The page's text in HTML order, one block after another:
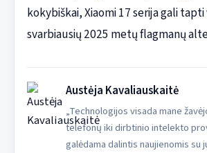
kokybiškai, Xiaomi 17 serija gali tapti
svarbiausių 2025 metų flagmanų
Austėja Kavaliauskaitė
„Technologijos visada mane
telefonų iki dirbtinio intelekto
galėdama dalintis naujienomis su